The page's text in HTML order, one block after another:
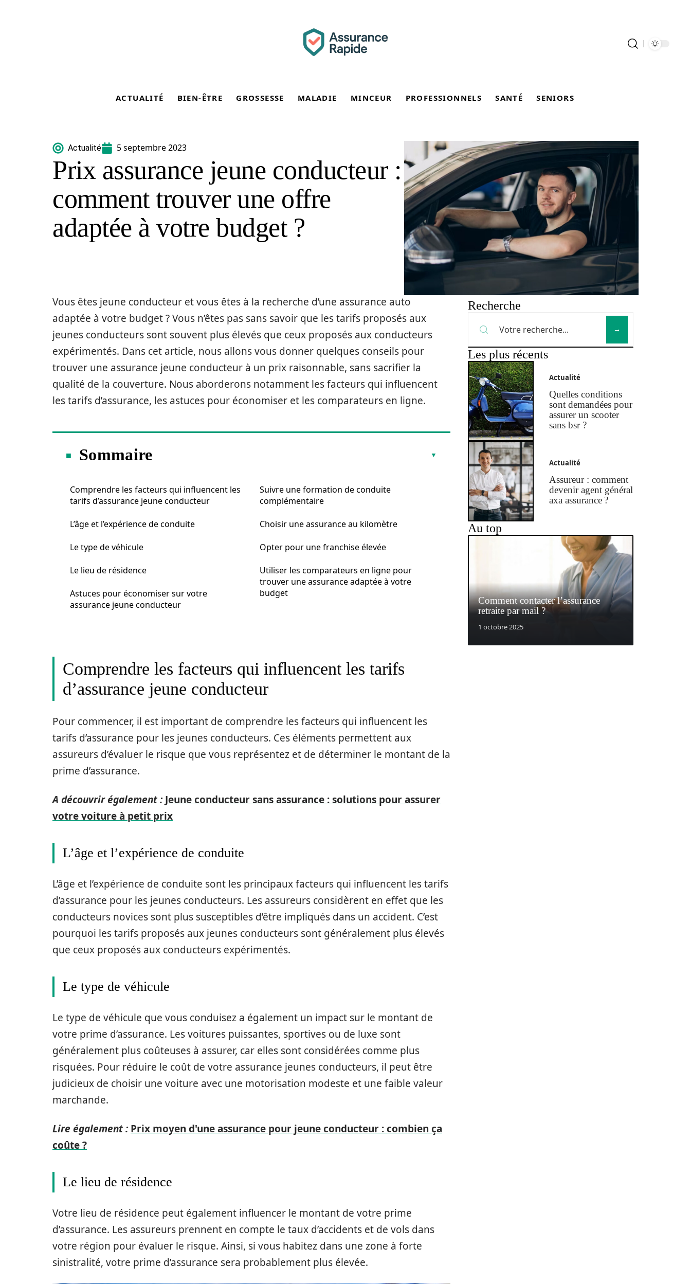
ACTUALITÉ BIEN-ÊTRE GROSSESSE MALADIE MINCEUR PROFESSIONNELS SANTÉ SENIORS
Actualité 5 septembre 2023
Prix assurance jeune conducteur :
comment trouver une offre
adaptée à votre budget ?
Vous êtes jeune conducteur et vous êtes à la recherche d’une assurance auto
adaptée à votre budget ? Vous n’êtes pas sans savoir que les tarifs proposés aux
jeunes conducteurs sont souvent plus élevés que ceux proposés aux conducteurs
expérimentés. Dans cet article, nous allons vous donner quelques conseils pour
trouver une assurance jeune conducteur à un prix raisonnable, sans sacrifier la
qualité de la couverture. Nous aborderons notamment les facteurs qui influencent
les tarifs d’assurance, les astuces pour économiser et les comparateurs en ligne.
Sommaire
Comprendre les facteurs qui influencent les
tarifs d’assurance jeune conducteur
L’âge et l’expérience de conduite
Le type de véhicule
Le lieu de résidence
Astuces pour économiser sur votre
assurance jeune conducteur
Suivre une formation de conduite
complémentaire
Choisir une assurance au kilomètre
Opter pour une franchise élevée
Utiliser les comparateurs en ligne pour
trouver une assurance adaptée à votre
budget
Comprendre les facteurs qui influencent les tarifs
d’assurance jeune conducteur
Pour commencer, il est important de comprendre les facteurs qui influencent les
tarifs d’assurance pour les jeunes conducteurs. Ces éléments permettent aux
assureurs d’évaluer le risque que vous représentez et de déterminer le montant de la
prime d’assurance.
A découvrir également : Jeune conducteur sans assurance : solutions pour assurer
votre voiture à petit prix
L’âge et l’expérience de conduite
L’âge et l’expérience de conduite sont les principaux facteurs qui influencent les tarifs
d’assurance pour les jeunes conducteurs. Les assureurs considèrent en effet que les
conducteurs novices sont plus susceptibles d’être impliqués dans un accident. C’est
pourquoi les tarifs proposés aux jeunes conducteurs sont généralement plus élevés
que ceux proposés aux conducteurs expérimentés.
Le type de véhicule
Le type de véhicule que vous conduisez a également un impact sur le montant de
votre prime d’assurance. Les voitures puissantes, sportives ou de luxe sont
généralement plus coûteuses à assurer, car elles sont considérées comme plus
risquées. Pour réduire le coût de votre assurance jeunes conducteurs, il peut être
judicieux de choisir une voiture avec une motorisation modeste et une faible valeur
marchande.
Lire également : Prix moyen d'une assurance pour jeune conducteur : combien ça
coûte ?
Le lieu de résidence
Votre lieu de résidence peut également influencer le montant de votre prime
d’assurance. Les assureurs prennent en compte le taux d’accidents et de vols dans
votre région pour évaluer le risque. Ainsi, si vous habitez dans une zone à forte
sinistralité, votre prime d’assurance sera probablement plus élevée.
Recherche
Les plus récents
Actualité
Quelles conditions
sont demandées pour
assurer un scooter
sans bsr ?
Actualité
Assureur : comment
devenir agent général
axa assurance ?
Au top
Comment contacter l’assurance
retraite par mail ?
1 octobre 2025